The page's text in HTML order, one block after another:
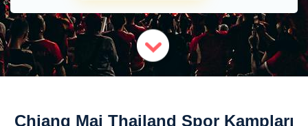
Chiang Mai Thailand Spor Kampları